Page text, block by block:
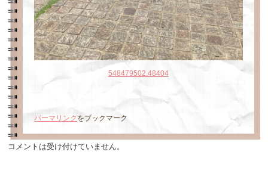
548479502.48404
パーマリンク をブックマーク
コメントは受け付けていません。